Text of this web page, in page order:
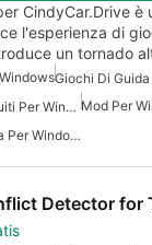
CindyCar.Drive è
l'esperienza di
un tornado
Giochi Di
Giochi Di Guida Auto Gratuiti Per Windows Mod Per
Giochi Simulatore Di Guida Per Windows
Detector for